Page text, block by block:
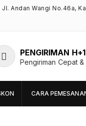
Jl. Andan Wangi No.46a,
PENGIRIMAN H+1
Pengiriman Cepat
CARA